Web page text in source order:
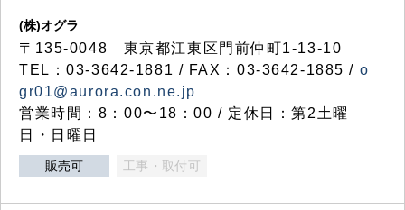
(株)オグラ
〒135-0048 東京都江東区門前仲町1-13-10
TEL：03-3642-1881 / FAX：03-3642-1885 / o
gr01@aurora.con.ne.jp
営業時間：8：00〜18：00 / 定休日：第2土曜
日・日曜日
販売可 工事・取付可